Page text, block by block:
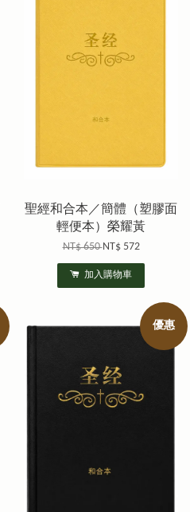
聖經和合本／簡體（塑膠面
輕便本）榮耀黃
NT$ 650NT$ 572
加入購物車
優惠